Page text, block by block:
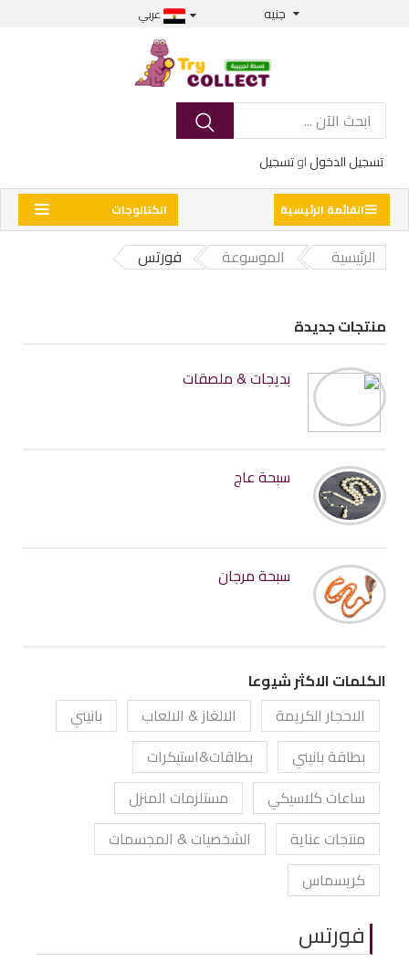
جنيه عربي
تسجيل الدخولاوتسجيل
الكتالوجات القائمة الرئيسية
الرئيسية الموسوعة فورتس
منتجات جديدة
بديجات & ملصقات
سبحة عاج
سبحة مرجان
الكلمات الاكثر شيوعا
الاحجار الكريمة
الالغاز & الالعاب
بانيني
بطاقة بانيني
بطاقات&استيكرات
ساعات كلاسيكي
مستلزمات المنزل
منتجات عناية
الشخصيات & المجسمات
كريسماس
فورتس